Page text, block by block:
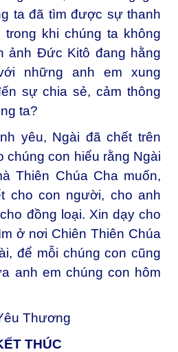
ta đã tìm được sự thanh
khi chúng ta không
ảnh Đức Kitô đang hằng
những anh em xung
sự chia sẻ, cảm thông
ta?
yêu, Ngài đã chết trên
chúng con hiểu rằng Ngài
Thiên Chúa Cha muốn,
cho con người, cho anh
đồng loại. Xin dạy cho
ở nơi Chiên Thiên Chúa
để mỗi chúng con cũng
anh em chúng con hôm
Thương
THÚC